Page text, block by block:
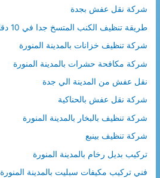
شركة نقل عفش بجدة
طريقة تنظيف الكنب المتسخ جدا في 10 دقائق
شركة تنظيف خزانات بالمدينة المنورة
شركة مكافحة حشرات بالمدينة المنورة
نقل عفش من المدينة الي جدة
شركة نقل عفش بالحناكية
شركة تنظيف بالبخار بالمدينة المنورة
شركة تنظيف بينبع
تركيب بديل رخام بالمدينة المنورة
فني تركيب مكيفات سبليت بالمدينة المنورة